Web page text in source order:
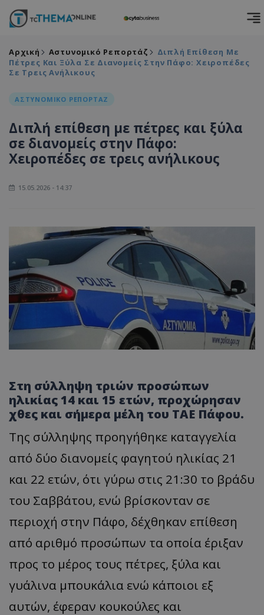
Αρχική Αστυνομικό Ρεπορτάζ
Διπλή Επίθεση Με
Πέτρες Και Ξύλα Σε Διανομείς Στην Πάφο: Χειροπέδες
Σε Τρεις Ανήλικους
ΑΣΤΥΝΟΜΙΚΟ ΡΕΠΟΡΤΑΖ
Διπλή επίθεση με πέτρες και ξύλα
σε διανομείς στην Πάφο:
Χειροπέδες σε τρεις ανήλικους
15.05.2026 - 14:37
Στη σύλληψη τριών προσώπων
ηλικίας 14 και 15 ετών, προχώρησαν
χθες και σήμερα μέλη του ΤΑΕ Πάφου.
Της σύλληψης προηγήθηκε καταγγελία
από δύο διανομείς φαγητού ηλικίας 21
και 22 ετών, ότι γύρω στις 21:30 το βράδυ
του Σαββάτου, ενώ βρίσκονταν σε
περιοχή στην Πάφο, δέχθηκαν επίθεση
από αριθμό προσώπων τα οποία έριξαν
προς το μέρος τους πέτρες, ξύλα και
γυάλινα μπουκάλια ενώ κάποιοι εξ
αυτών, έφεραν κουκούλες και